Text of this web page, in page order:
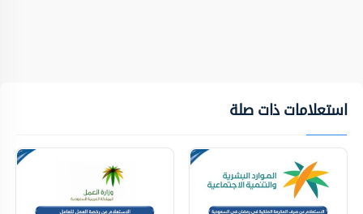
استعلامات ذات صلة